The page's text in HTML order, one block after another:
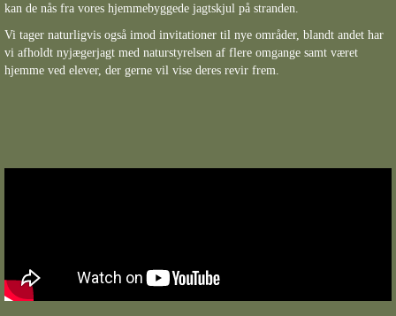
kan de nås fra vores hjemmebyggede jagtskjul på stranden.
Vi tager naturligvis også imod invitationer til nye områder, blandt andet har
vi afholdt nyjægerjagt med naturstyrelsen af flere omgange samt været
hjemme ved elever, der gerne vil vise deres revir frem.